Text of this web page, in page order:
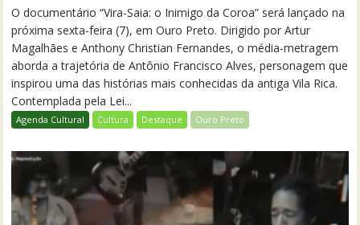
O documentário “Vira-Saia: o Inimigo da Coroa” será lançado na
próxima sexta-feira (7), em Ouro Preto. Dirigido por Artur
Magalhães e Anthony Christian Fernandes, o média-metragem
aborda a trajetória de Antônio Francisco Alves, personagem que
inspirou uma das histórias mais conhecidas da antiga Vila Rica.
Contemplada pela Lei...
Agenda Cultural Cultura Destaque Ouro Preto